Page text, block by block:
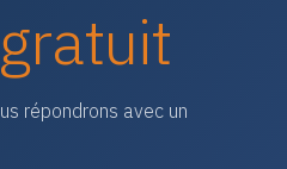
répondrons avec un